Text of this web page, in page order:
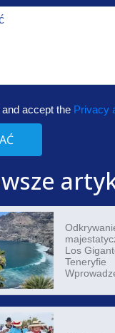
accept the Privacy
Los
Teneryfie